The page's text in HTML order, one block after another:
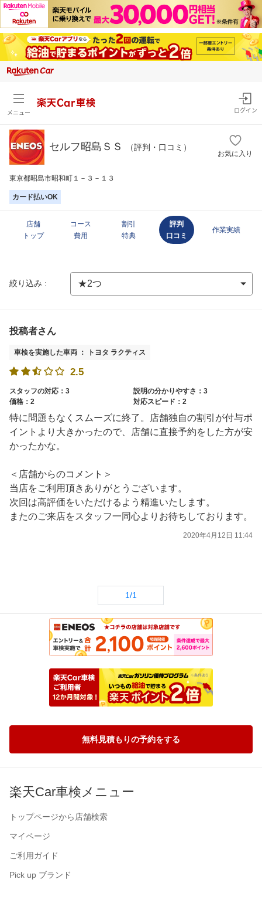
メニュー
楽天Car車検
ログイン
セルフ昭島ＳＳ （評判・口コミ）
お気に入り
東京都昭島市昭和町１－３－１３
カード払いOK
店舗
トップ
コース
費用
割引
特典
評判
口コミ
作業実績
絞り込み :
投稿者さん
車検を実施した車両 ： トヨタ ラクティス
2.5
スタッフの対応：3
説明の分かりやすさ：3
価格：2
対応スピード：2
特に問題もなくスムーズに終了。店舗独自の割引が付与ポ
イントより大きかったので、店舗に直接予約をした方が安
かったかな。
＜店舗からのコメント＞
当店をご利用頂きありがとうございます。
次回は高評価をいただけるよう精進いたします。
またのご来店をスタッフ一同心よりお待ちしております。
2020年4月12日 11:44
1/1
無料見積もりの予約をする
楽天Car車検メニュー
トップページから店舗検索
マイページ
ご利用ガイド
Pick up ブランド